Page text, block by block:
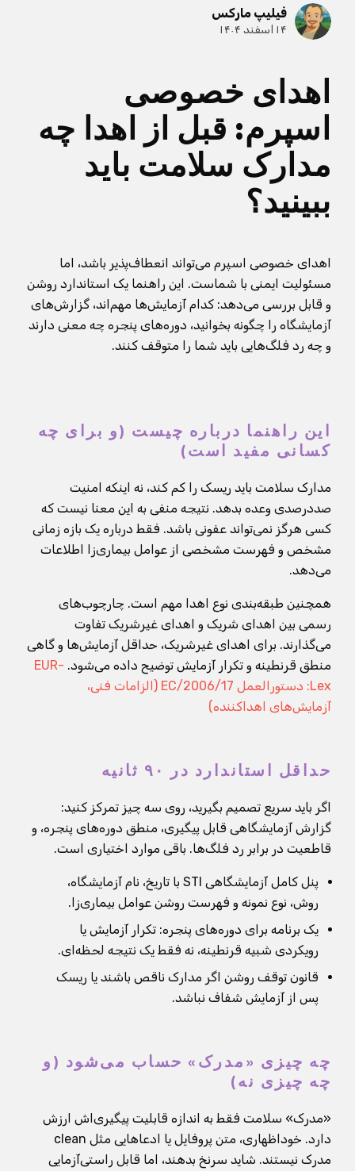
فیلیپ مارکس
۱۴ اسفند ۱۴۰۴
اهدای خصوصی
اسپرم: قبل از اهدا چه
مدارک سلامت باید
ببینید؟
اهدای خصوصی اسپرم می‌تواند انعطاف‌پذیر باشد، اما
مسئولیت ایمنی با شماست. این راهنما یک استاندارد روشن
و قابل بررسی می‌دهد: کدام آزمایش‌ها مهم‌اند، گزارش‌های
آزمایشگاه را چگونه بخوانید، دوره‌های پنجره چه معنی دارند
و چه رد فلگ‌هایی باید شما را متوقف کنند.
این راهنما درباره چیست (و برای چه
کسانی مفید است)
مدارک سلامت باید ریسک را کم کند، نه اینکه امنیت
صددرصدی وعده بدهد. نتیجه منفی به این معنا نیست که
کسی هرگز نمی‌تواند عفونی باشد. فقط درباره یک بازه زمانی
مشخص و فهرست مشخصی از عوامل بیماری‌زا اطلاعات
می‌دهد.
همچنین طبقه‌بندی نوع اهدا مهم است. چارچوب‌های
رسمی بین اهدای شریک و اهدای غیرشریک تفاوت
می‌گذارند. برای اهدای غیرشریک، حداقل آزمایش‌ها و گاهی
منطق قرنطینه و تکرار آزمایش توضیح داده می‌شود. EUR-
Lex: دستورالعمل 2006/17/EC (الزامات فنی،
آزمایش‌های اهداکننده)
حداقل استاندارد در ۹۰ ثانیه
اگر باید سریع تصمیم بگیرید، روی سه چیز تمرکز کنید:
گزارش آزمایشگاهی قابل پیگیری، منطق دوره‌های پنجره، و
قاطعیت در برابر رد فلگ‌ها. باقی موارد اختیاری است.
پنل کامل آزمایشگاهی STI با تاریخ، نام آزمایشگاه،
روش، نوع نمونه و فهرست روشن عوامل بیماری‌زا.
یک برنامه برای دوره‌های پنجره: تکرار آزمایش یا
رویکردی شبیه قرنطینه، نه فقط یک نتیجه لحظه‌ای.
قانون توقف روشن اگر مدارک ناقص باشند یا ریسک
پس از آزمایش شفاف نباشد.
چه چیزی «مدرک» حساب می‌شود (و
چه چیزی نه)
«مدرک» سلامت فقط به اندازه قابلیت پیگیری‌اش ارزش
دارد. خوداظهاری، متن پروفایل یا ادعاهایی مثل clean
مدرک نیستند. شاید سرنخ بدهند، اما قابل راستی‌آزمایی